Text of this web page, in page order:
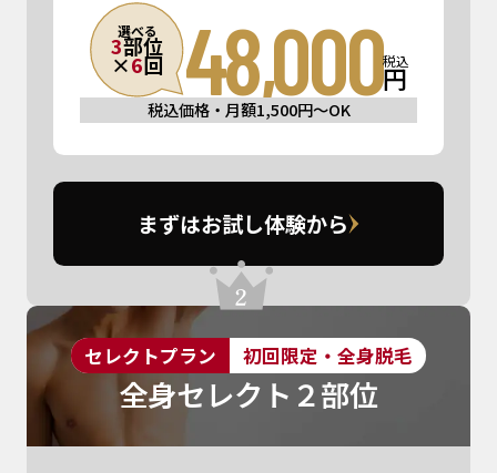
選べる
3部位
×6回 48,000円
税込
税込価格・月額1,500円〜OK
まずはお試し体験から
セレクトプラン 初回限定・全身脱毛
全身セレクト２部位